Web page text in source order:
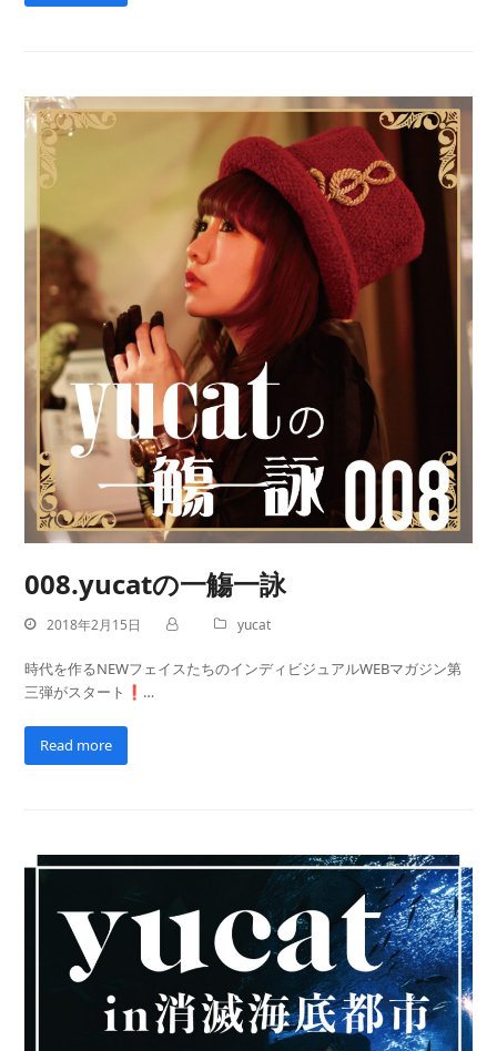
008.yucatの一觴一詠
2018年2月15日 yucat
時代を作るNEWフェイスたちのインディビジュアルWEBマガジン第
三弾がスタート❗…
Read more